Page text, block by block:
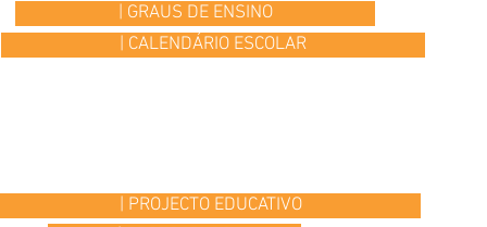
| GRAUS DE ENSINO
| CALENDÁRIO ESCOLAR
| PROJECTO EDUCATIVO